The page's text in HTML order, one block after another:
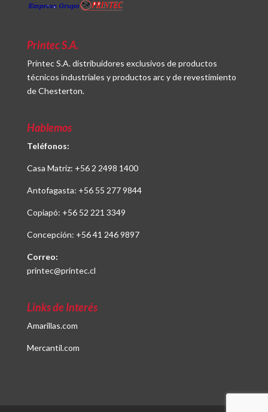
Printec S.A.
Printec S.A. distribuidores exclusivos de productos
técnicos industriales y productos arc y de revestimiento
de Chesterton.
Hablemos
Teléfonos:
Casa Matriz: +56 2 2498 1400
Antofagasta: +56 55 277 9844
Copiapó: +56 52 221 3349
Concepción: +56 41 246 9897
Correo:
printec@printec.cl
Links de Interés
Amarillas.com
Mercantil.com